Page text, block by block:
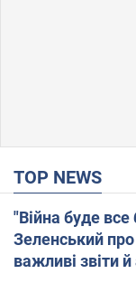
TOP NEWS
"Війна буде все
Зеленський про
важливі звіти